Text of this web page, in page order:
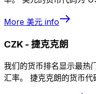
More 美元 info
CZK - 捷克克朗
我们的货币排名显示最热
汇率。 捷克克朗的货币代